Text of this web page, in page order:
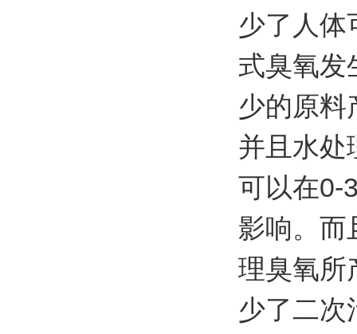
少了人体
式臭氧发
少的原料
并且水处
可以在0-
影响。而
理臭氧所
少了二次